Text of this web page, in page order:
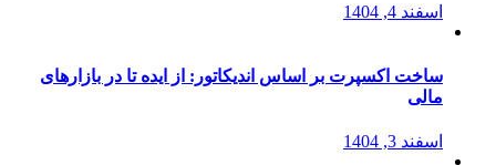
اسفند 4, 1404
ساخت اکسپرت بر اساس اندیکاتور: از ایده تا در بازارهای
مالی
اسفند 3, 1404